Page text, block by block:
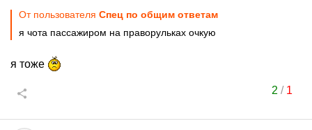
От пользователя Спец по общим ответам
я чота пассажиром на праворульках очкую
я тоже
2 / 1